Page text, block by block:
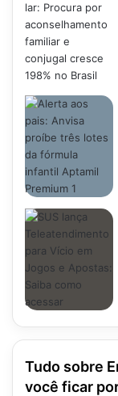
Tudo sobre
você ficar